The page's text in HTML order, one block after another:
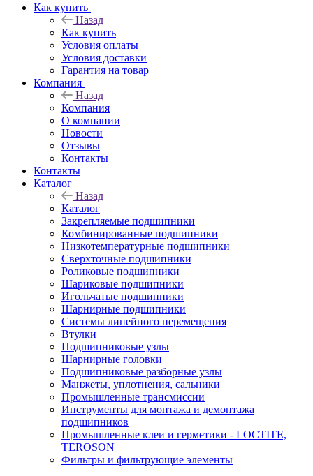
Как купить
Назад
Как купить
Условия оплаты
Условия доставки
Гарантия на товар
Компания
Назад
Компания
О компании
Новости
Отзывы
Контакты
Контакты
Каталог
Назад
Каталог
Закрепляемые подшипники
Комбинированные подшипники
Низкотемпературные подшипники
Сверхточные подшипники
Роликовые подшипники
Шариковые подшипники
Игольчатые подшипники
Шарнирные подшипники
Системы линейного перемещения
Втулки
Подшипниковые узлы
Шарнирные головки
Подшипниковые разборные узлы
Манжеты, уплотнения, сальники
Промышленные трансмиссии
Инструменты для монтажа и демонтажа
подшипников
Промышленные клеи и герметики - LOCTITE,
TEROSON
Фильтры и фильтрующие элементы